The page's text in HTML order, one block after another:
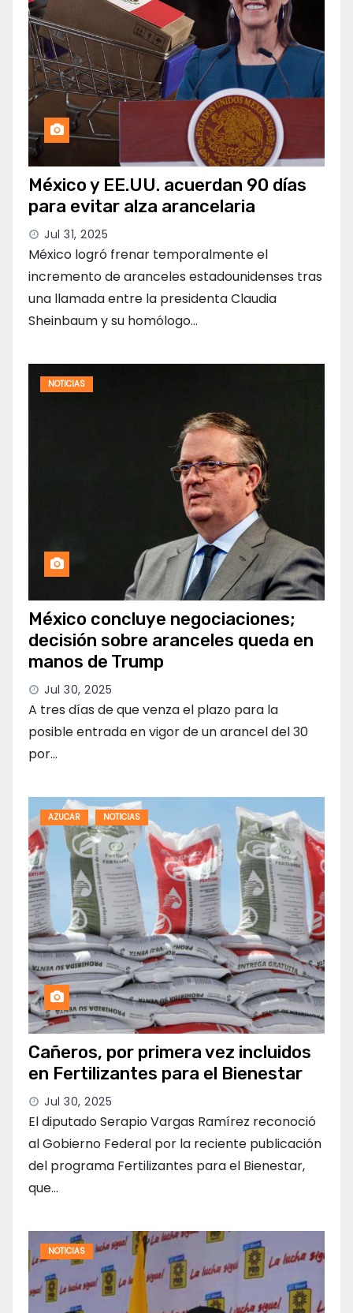
México y EE.UU. acuerdan 90 días
para evitar alza arancelaria
Jul 31, 2025
México logró frenar temporalmente el
incremento de aranceles estadounidenses tras
una llamada entre la presidenta Claudia
Sheinbaum y su homólogo…
NOTICIAS
México concluye negociaciones;
decisión sobre aranceles queda en
manos de Trump
Jul 30, 2025
A tres días de que venza el plazo para la
posible entrada en vigor de un arancel del 30
por…
AZUCAR NOTICIAS
Cañeros, por primera vez incluidos
en Fertilizantes para el Bienestar
Jul 30, 2025
El diputado Serapio Vargas Ramírez reconoció
al Gobierno Federal por la reciente publicación
del programa Fertilizantes para el Bienestar,
que…
NOTICIAS